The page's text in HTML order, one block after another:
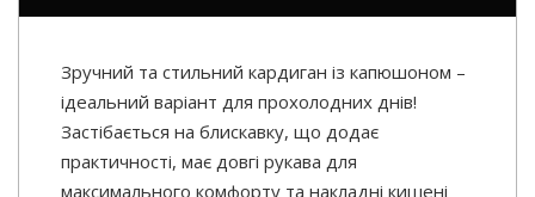
Зручний та стильний кардиган із капюшоном –
ідеальний варіант для прохолодних днів!
Застібається на блискавку, що додає
практичності, має довгі рукава для
максимального комфорту та накладні кишені